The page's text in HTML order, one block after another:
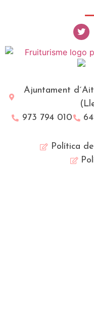
Ajuntament
973 794 010
Política